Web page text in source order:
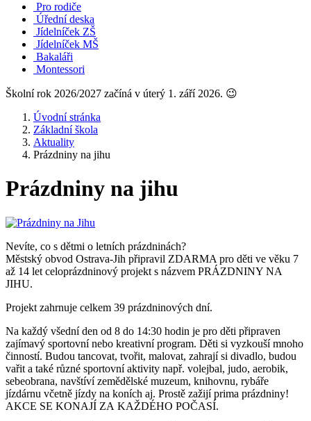
Pro rodiče
Úřední deska
Jídelníček ZŠ
Jídelníček MŠ
Bakaláři
Montessori
Školní rok 2026/2027 začíná v úterý 1. září 2026. 😉
Úvodní stránka
Základní škola
Aktuality
Prázdniny na jihu
Prázdniny na jihu
Nevíte, co s dětmi o letních prázdninách?
Městský obvod Ostrava-Jih připravil ZDARMA pro děti ve věku 7
až 14 let celoprázdninový projekt s názvem PRÁZDNINY NA
JIHU.
Projekt zahrnuje celkem 39 prázdninových dní.
Na každý všední den od 8 do 14:30 hodin je pro děti připraven
zajímavý sportovní nebo kreativní program. Děti si vyzkouší mnoho
činností. Budou tancovat, tvořit, malovat, zahrají si divadlo, budou
vařit a také různé sportovní aktivity např. volejbal, judo, aerobik,
sebeobrana, navštíví zemědělské muzeum, knihovnu, rybáře
jízdárnu včetně jízdy na koních aj. Prostě zažijí prima prázdniny!
AKCE SE KONAJÍ ZA KAŽDÉHO POČASÍ.